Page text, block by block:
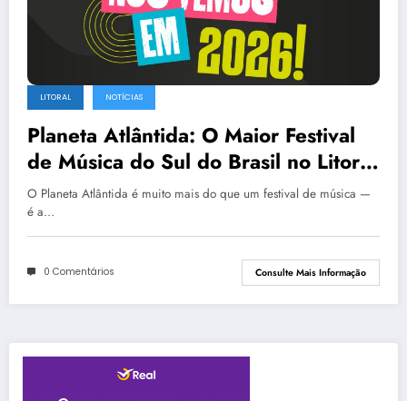
LITORAL NOTÍCIAS
Planeta Atlântida: O Maior Festival
de Música do Sul do Brasil no Litoral
Gaúcho
O Planeta Atlântida é muito mais do que um festival de música —
é a…
0 Comentários Consulte Mais Informação